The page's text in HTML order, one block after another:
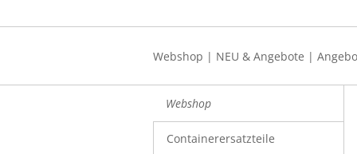
Webshop | NEU & Angebote |
Webshop
Containerersatzteile